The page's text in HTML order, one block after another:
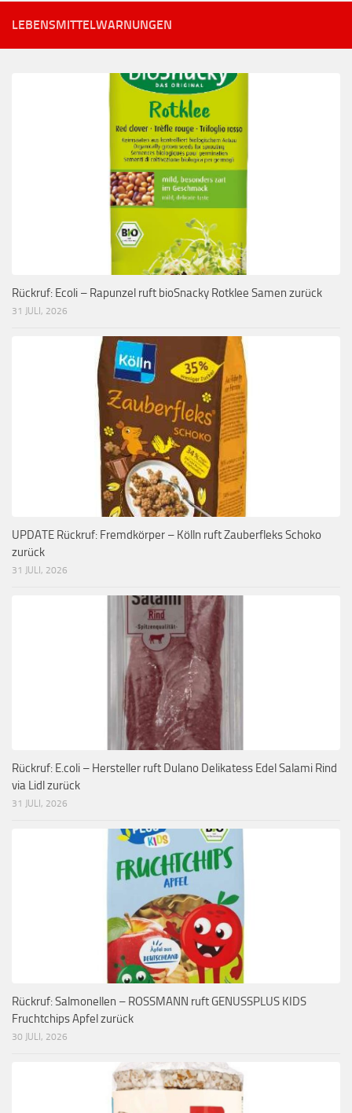
LEBENSMITTELWARNUNGEN
Rückruf: Ecoli – Rapunzel ruft bioSnacky Rotklee Samen zurück
31 JULI, 2026
UPDATE Rückruf: Fremdkörper – Kölln ruft Zauberfleks Schoko
zurück
31 JULI, 2026
Rückruf: E.coli – Hersteller ruft Dulano Delikatess Edel Salami Rind
via Lidl zurück
31 JULI, 2026
Rückruf: Salmonellen – ROSSMANN ruft GENUSSPLUS KIDS
Fruchtchips Apfel zurück
30 JULI, 2026